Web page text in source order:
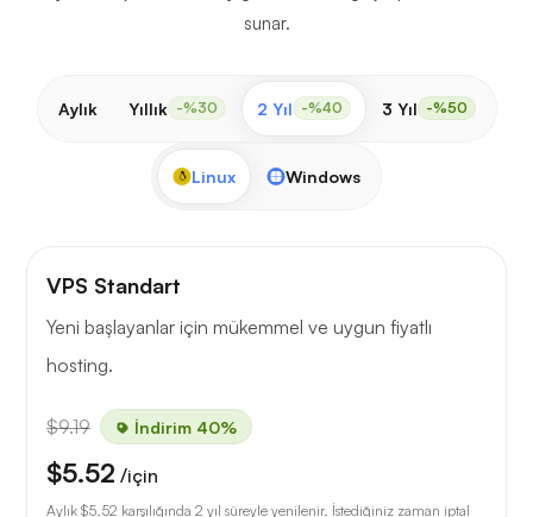
sunar.
Aylık Yıllık -%30 2 Yıl -%40 3 Yıl -%50
Linux Windows
VPS Standart
Yeni başlayanlar için mükemmel ve uygun fiyatlı
hosting.
$9.19 İndirim 40%
$5.52 /için
Aylık $5.52 karşılığında 2 yıl süreyle yenilenir. İstediğiniz zaman iptal